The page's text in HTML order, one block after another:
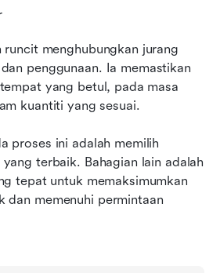
menghubungkan jurang
penggunaan. Ia memastikan
yang betul, pada masa
kuantiti yang sesuai.
proses ini adalah memilih
terbaik. Bahagian lain adalah
tepat untuk memaksimumkan
dan memenuhi permintaan